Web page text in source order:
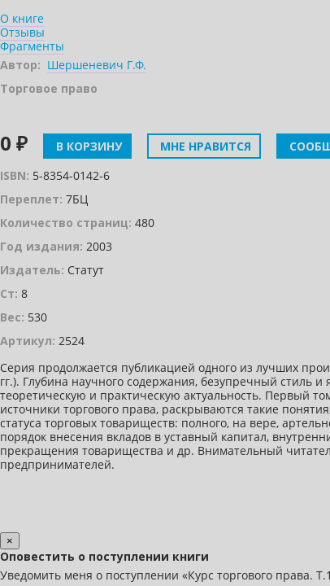
О книге
Отзывы
Фрагменты
Автор: Шершеневич Г.Ф.
Торговое право
0 ₽ В КОРЗИНУ МНЕ НРАВИТСЯ
ISBN: 5-8354-0142-6
Переплет: 7БЦ
Количество страниц: 480
Год издания: 2003
Издатель: Статут
Ст: 8
Вес: 530
Артикул: 2524
Серия продолжается публикацией одного из лучших
гг.). Глубина научного содержания, безупречный стиль
теоретическую и практическую актуальность. Первый
источники торгового права, раскрываются такие
статуса торговых товариществ: полного, на вере,
порядок внесения вкладов в уставный капитал,
прекращения товарищества и др. Внимательный
предпринимателей.
×
Оповестить о поступлении книги
Уведомить меня о поступлении «Курс торгового права.